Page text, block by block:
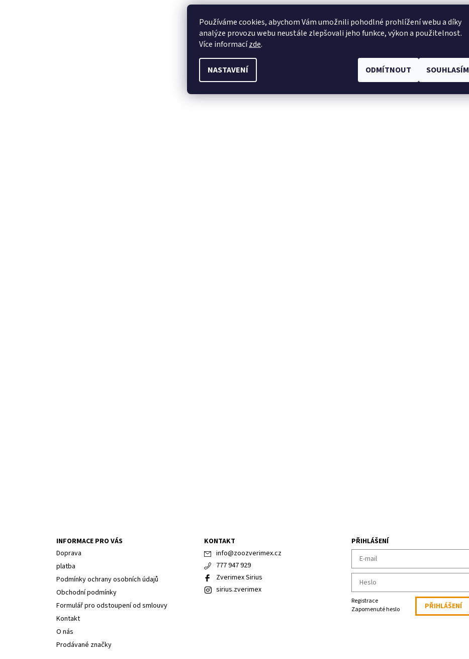
INFORMACE PRO VÁS
Doprava
platba
Podmínky ochrany osobních údajů
Obchodní podmínky
Formulář pro odstoupení od smlouvy
Kontakt
O nás
Prodávané značky
KONTAKT
info@zoozverimex.cz
777 947 929
Zverimex Sirius
sirius.zverimex
PŘIHLÁŠENÍ
Registrace
Zapomenuté heslo
Používáme cookies, abychom Vám umožnili pohodlné prohlížení webu a díky
analýze provozu webu neustále zlepšovali jeho funkce, výkon a použitelnost.
Více informacízde.
NASTAVENÍ ODMÍTNOUT SOUHLASÍM